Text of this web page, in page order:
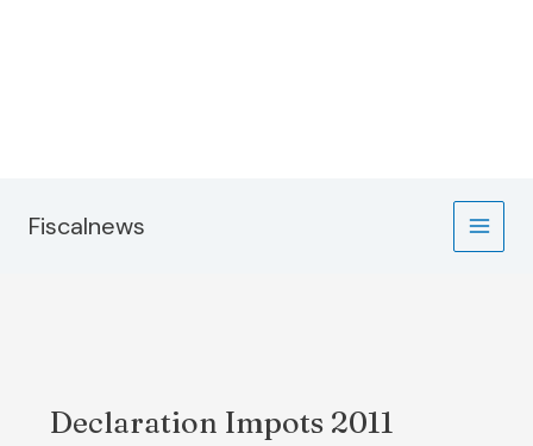
Fiscalnews
Declaration Impots 2011